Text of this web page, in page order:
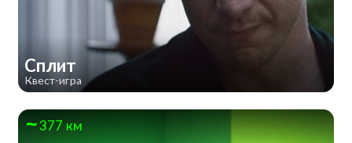
Сплит
Квест-игра
377 км